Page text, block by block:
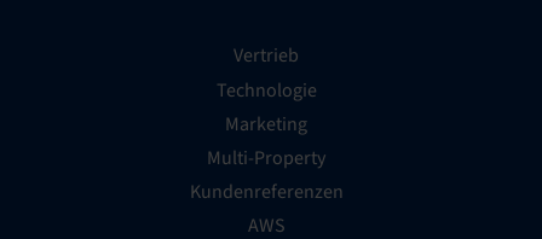
Vertrieb
Technologie
Marketing
Multi-Property
Kundenreferenzen
AWS